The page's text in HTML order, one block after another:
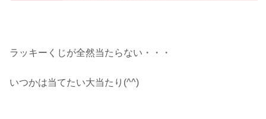
ラッキーくじが全然当たらない・・・
いつかは当てたい大当たり(^^)